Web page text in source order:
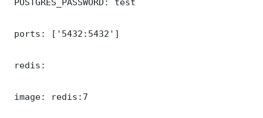
ports: ['5432:5432']
redis:
image: redis:7